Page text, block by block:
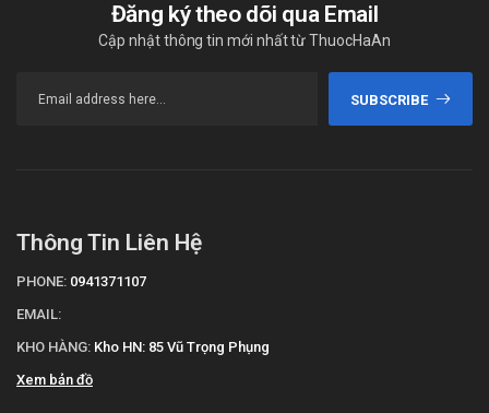
Đăng ký theo dõi qua Email
Cập nhật thông tin mới nhất từ ThuocHaAn
SUBSCRIBE
Thông Tin Liên Hệ
PHONE: 0941371107
EMAIL:
KHO HÀNG: Kho HN: 85 Vũ Trọng Phụng
Xem bản đồ